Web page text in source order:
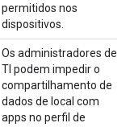
permitidos nos
dispositivos.
Os administradores de
TI podem impedir o
compartilhamento de
dados de local com
apps no perfil de